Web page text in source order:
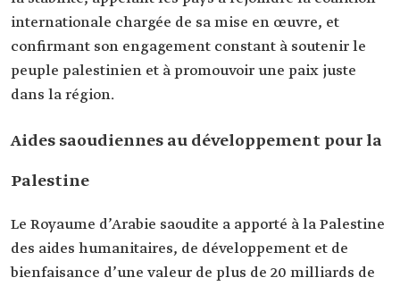
internationale chargée de sa mise en œuvre, et
confirmant son engagement constant à soutenir le
peuple palestinien et à promouvoir une paix juste
dans la région.
Aides saoudiennes au développement pour la
Palestine
Le Royaume d’Arabie saoudite a apporté à la Palestine
des aides humanitaires, de développement et de
bienfaisance d’une valeur de plus de 20 milliards de